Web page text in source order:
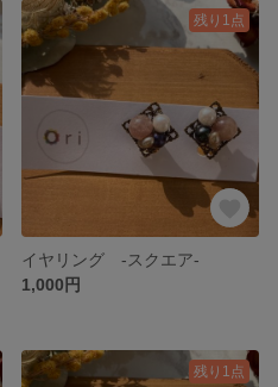
残り1点
イヤリング -スクエア-
1,000円
残り1点